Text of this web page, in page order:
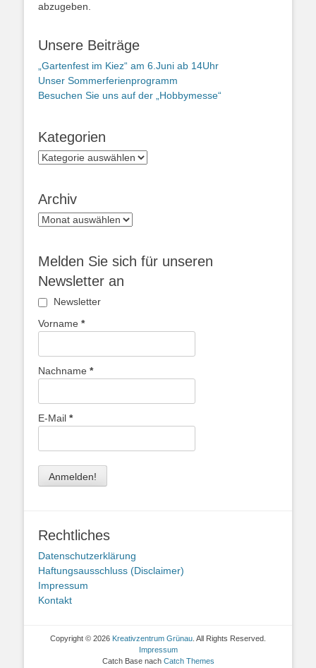
abzugeben.
Unsere Beiträge
„Gartenfest im Kiez“ am 6.Juni ab 14Uhr
Unser Sommerferienprogramm
Besuchen Sie uns auf der „Hobbymesse“
Kategorien
Kategorien
Archiv
Archiv
Melden Sie sich für unseren
Newsletter an
Newsletter
Vorname *
Nachname *
E-Mail *
Rechtliches
Datenschutzerklärung
Haftungsausschluss (Disclaimer)
Impressum
Kontakt
Copyright © 2026 Kreativzentrum Grünau . All Rights Reserved.
Impressum
Catch Base nach Catch Themes